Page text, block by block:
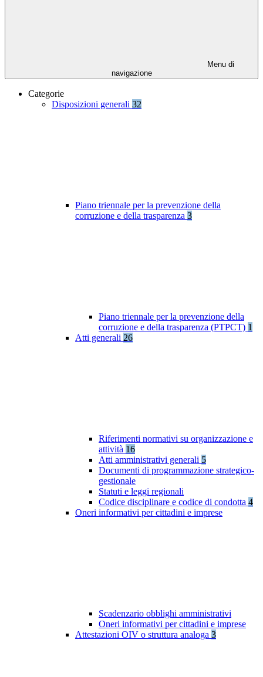
Menu di
navigazione
Categorie
Disposizioni generali 32
Piano triennale per la prevenzione della
corruzione e della trasparenza 3
Piano triennale per la prevenzione della
corruzione e della trasparenza (PTPCT) 1
Atti generali 26
Riferimenti normativi su organizzazione e
attività 16
Atti amministrativi generali 5
Documenti di programmazione strategico-
gestionale
Statuti e leggi regionali
Codice disciplinare e codice di condotta 4
Oneri informativi per cittadini e imprese
Scadenzario obblighi amministrativi
Oneri informativi per cittadini e imprese
Attestazioni OIV o struttura analoga 3